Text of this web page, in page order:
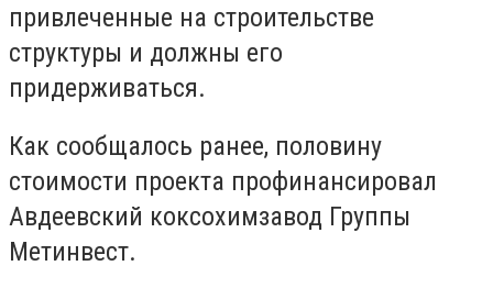
привлеченные на строительстве
структуры и должны его
придерживаться.
Как сообщалось ранее, половину
стоимости проекта профинансировал
Авдеевский коксохимзавод Группы
Метинвест.